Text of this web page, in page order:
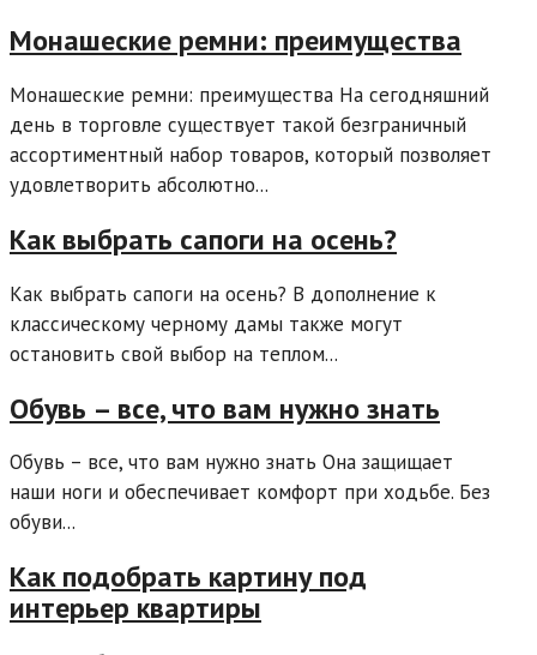
Монашеские ремни: преимущества
Монашеские ремни: преимущества На сегодняшний
день в торговле существует такой безграничный
ассортиментный набор товаров, который позволяет
удовлетворить абсолютно...
Как выбрать сапоги на осень?
Как выбрать сапоги на осень? В дополнение к
классическому черному дамы также могут
остановить свой выбор на теплом...
Обувь – все, что вам нужно знать
Обувь – все, что вам нужно знать Она защищает
наши ноги и обеспечивает комфорт при ходьбе. Без
обуви...
Как подобрать картину под
интерьер квартиры